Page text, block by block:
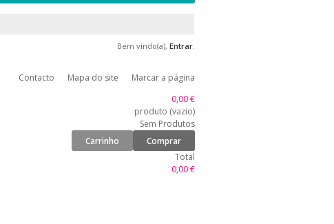
Bem vindo(a), Entrar.
Contacto Mapa do site
Marcar a página
0,00 €
produto (vazio)
Sem Produtos
Carrinho
Comprar
Total
0,00 €